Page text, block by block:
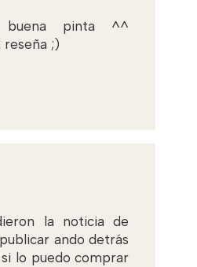
buena pinta ^^
reseña ;)
la noticia de
ando detrás
lo puedo comprar